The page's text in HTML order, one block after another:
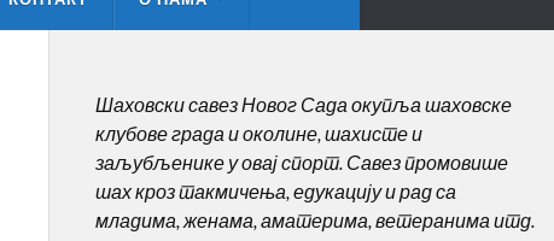
Шаховски савез Новог Сада окупља шаховске
клубове града и околине, шахисте и
заљубљенике у овај спорт. Савез промовише
шах кроз такмичења, едукацију и рад са
младима, женама, аматерима, ветеранима итд.